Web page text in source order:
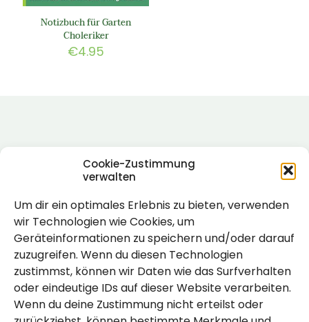
Cookie-Zustimmung
verwalten
Um dir ein optimales Erlebnis zu bieten, verwenden
wir Technologien wie Cookies, um
Geräteinformationen zu speichern und/oder darauf
zuzugreifen. Wenn du diesen Technologien
zustimmst, können wir Daten wie das Surfverhalten
oder eindeutige IDs auf dieser Website verarbeiten.
Wenn du deine Zustimmung nicht erteilst oder
Notizbuch für Garten
Choleriker
€4.95
Rechtlich
Impressum
Datenschutzerklärung
Cookie-Richtlinie (EU)